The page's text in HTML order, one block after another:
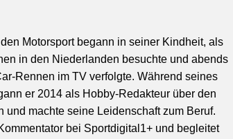
Motorsport begann in seiner Kindheit, als
in den Niederlanden besuchte und abends
Rennen im TV verfolgte. Während seines
er 2014 als Hobby-Redakteur über den
und machte seine Leidenschaft zum Beruf.
bei Sportdigital1+ und begleitet